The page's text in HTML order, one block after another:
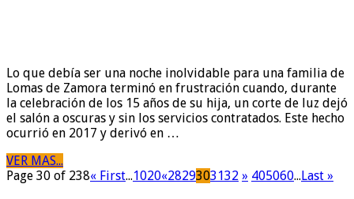
Lo que debía ser una noche inolvidable para una familia de
Lomas de Zamora terminó en frustración cuando, durante
la celebración de los 15 años de su hija, un corte de luz dejó
el salón a oscuras y sin los servicios contratados. Este hecho
ocurrió en 2017 y derivó en …
VER MAS...
Page 30 of 238« First...1020«28293031 32 » 405060... Last »